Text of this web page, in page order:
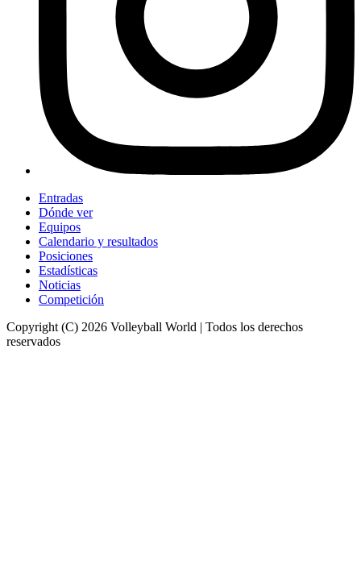
Entradas
Dónde ver
Equipos
Calendario y resultados
Posiciones
Estadísticas
Noticias
Competición
Copyright (C) 2026 Volleyball World | Todos los derechos
reservados